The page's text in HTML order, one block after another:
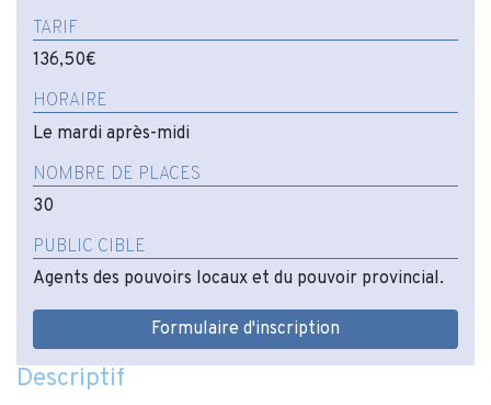
TARIF
136,50€
HORAIRE
Le mardi après-midi
NOMBRE DE PLACES
30
PUBLIC CIBLE
Agents des pouvoirs locaux et du pouvoir provincial.
Formulaire d'inscription
Descriptif